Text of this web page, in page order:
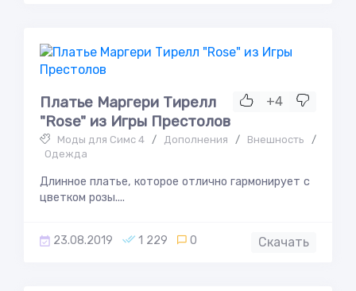
+4
Платье Маргери Тирелл
"Rose" из Игры Престолов
Моды для Симс 4 / Дополнения / Внешность
/
Одежда
Длинное платье, которое отлично гармонирует с
цветком розы....
23.08.2019 1 229 0 Скачать